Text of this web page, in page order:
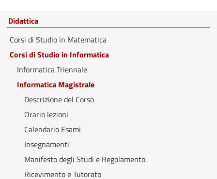
Didattica
Corsi di Studio in Matematica
Corsi di Studio in Informatica
Informatica Triennale
Informatica Magistrale
Descrizione del Corso
Orario lezioni
Calendario Esami
Insegnamenti
Manifesto degli Studi e Regolamento
Ricevimento e Tutorato